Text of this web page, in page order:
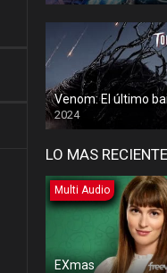
Venom: El último
2024
LO MAS RECIENTE
Multi Audio
EXmas